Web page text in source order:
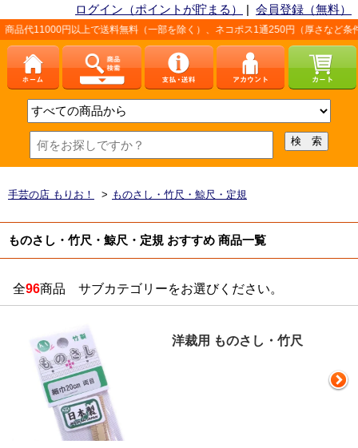
ログイン（ポイントが貯まる） | 会員登録（無料）
で送料無料（一部を除く）、ネコポス1通250円（厚さなど条件あり）。詳し
手芸の店 もりお！ > ものさし・竹尺・鯨尺・定規
ものさし・竹尺・鯨尺・定規 おすすめ 商品一覧
全96商品 サブカテゴリーをお選びください。
洋裁用 ものさし・竹尺